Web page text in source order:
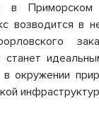
в
возводится в
станет
в окружении